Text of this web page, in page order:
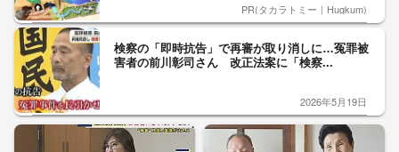
PR(タカラトミー｜Hugkum)
検察の「即時抗告」で再審が取り消しに…冤罪被
害者の前川彰司さん 改正法案に「検察...
2026年5月19日